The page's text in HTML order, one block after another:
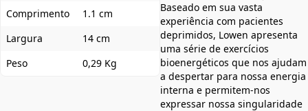
Comprimento
1.1 cm
Largura
14 cm
Peso
0,29 Kg
Baseado em sua vasta
experiência com pacientes
deprimidos, Lowen apresenta
uma série de exercícios
bioenergéticos que nos ajudam
a despertar para nossa energia
interna e permitem-nos
expressar nossa singularidade